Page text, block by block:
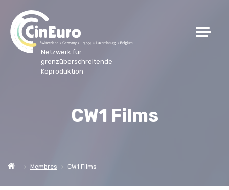
Netzwerk für
grenzüberschreitende
Koproduktion
CW1 Films
Membres CW1 Films